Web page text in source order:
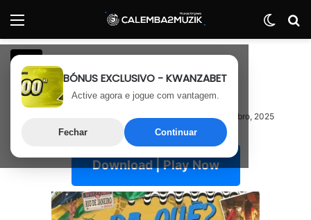
Menu
BÓNUS EXCLUSIVO - KWANZABET
Active agora e jogue com vantagem.
Fechar Continuar
R&B
Neyna – Pa Quê
Última atualização: 12 de Setembro, 2025
Download | Play Now